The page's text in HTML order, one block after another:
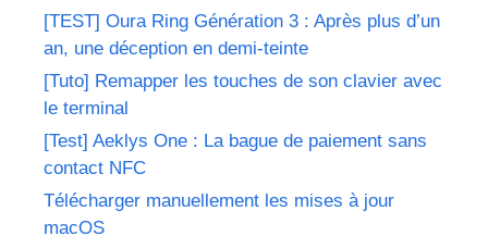
[TEST] Oura Ring Génération 3 : Après plus d’un
an, une déception en demi-teinte
[Tuto] Remapper les touches de son clavier avec
le terminal
[Test] Aeklys One : La bague de paiement sans
contact NFC
Télécharger manuellement les mises à jour
macOS